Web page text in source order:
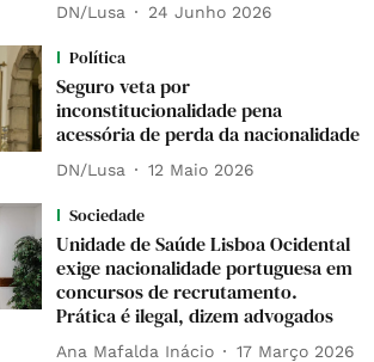
DN/Lusa 24 Junho 2026
Política
Seguro veta por
inconstitucionalidade pena
acessória de perda da nacionalidade
DN/Lusa 12 Maio 2026
Sociedade
Unidade de Saúde Lisboa Ocidental
exige nacionalidade portuguesa em
concursos de recrutamento.
Prática é ilegal, dizem advogados
Ana Mafalda Inácio 17 Março 2026